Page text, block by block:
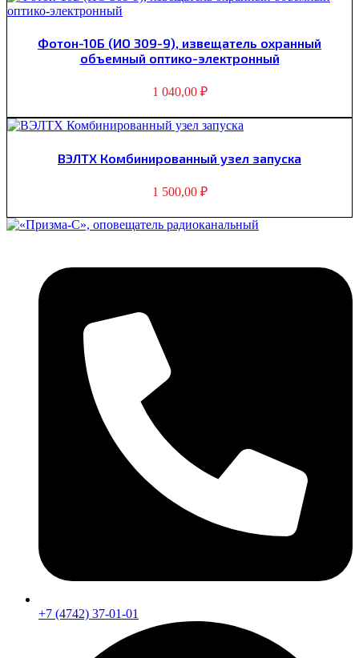
Фотон-10Б (ИО 309-9), извещатель охранный
объемный оптико-электронный
1 040,00 ₽
ВЭЛТХ Комбинированный узел запуска
1 500,00 ₽
+7 (4742) 37-01-01